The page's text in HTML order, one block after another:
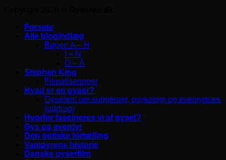
Forside
Alle blogindlæg
Bøger: A – H
I – N
O – Å
Stephen King
Filmatiseringer
Hvad er en gyser?
Gyseren: om subgenrer, psykologi og eventyrtræk
(uddrag)
Hvorfor fascineres vi af gyset?
Gys og eventyr
Den gotiske fortælling
Vampyrens historie
Danske gyserfilm